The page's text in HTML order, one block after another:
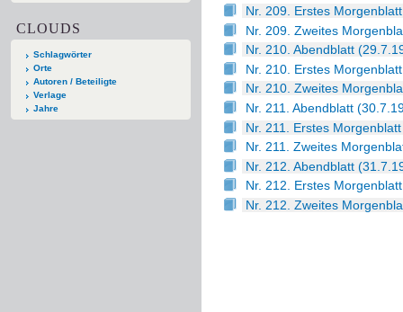
CLOUDS
Schlagwörter
Orte
Autoren / Beteiligte
Verlage
Jahre
Nr. 209. Erstes
Nr. 209. Zweites
Nr. 210. Abendblatt
Nr. 210. Erstes
Nr. 210. Zweites
Nr. 211. Abendblatt
Nr. 211. Erstes
Nr. 211. Zweites
Nr. 212. Abendblatt
Nr. 212. Erstes
Nr. 212. Zweites